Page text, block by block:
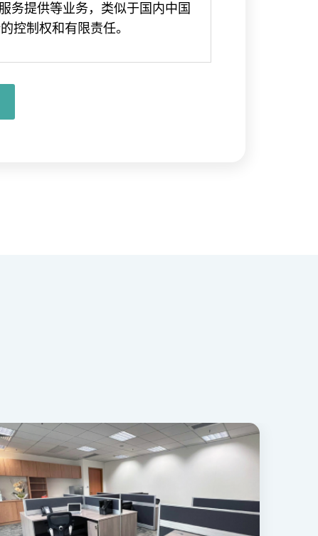
务提供等业务，类似于国内中国
控制权和有限责任。